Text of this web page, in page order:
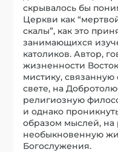
скрывалось бы
Церкви как
скалы”, как это
занимающихся
католиков. Автор,
жизненности
мистику,
свете, на
религиозную
и однако
образом мыслей, на
необыкновенную
Богослужения.